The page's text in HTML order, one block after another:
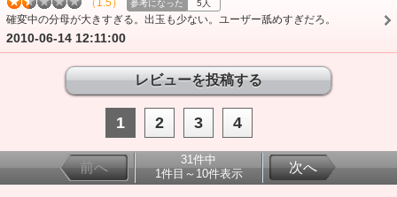
（1.5） 参考になった 5人
確変中の分母が大きすぎる。出玉も少ない。ユーザー舐めすぎだろ。
2010-06-14 12:11:00
1 2 3 4
前へ
31件中
1件目～10件表示
次へ